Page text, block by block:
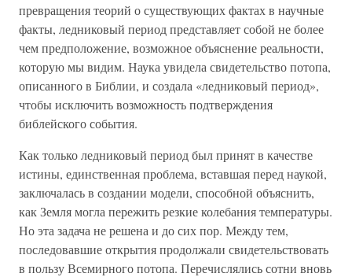
превращения теорий о существующих фактах в научные
факты, ледниковый период представляет собой не более
чем предположение, возможное объяснение реальности,
которую мы видим. Наука увидела свидетельство потопа,
описанного в Библии, и создала «ледниковый период»,
чтобы исключить возможность подтверждения
библейского события.
Как только ледниковый период был принят в качестве
истины, единственная проблема, вставшая перед наукой,
заключалась в создании модели, способной объяснить,
как Земля могла пережить резкие колебания температуры.
Но эта задача не решена и до сих пор. Между тем,
последовавшие открытия продолжали свидетельствовать
в пользу Всемирного потопа. Перечислялись сотни вновь